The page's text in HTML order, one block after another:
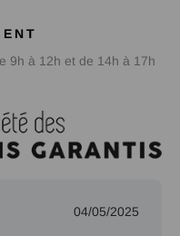
9h à 12h et de 14h à 17h
04/05/2025